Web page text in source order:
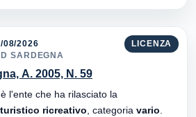
LICENZA
08/2026
SARDEGNA
A. 2005, N. 59
l'ente che ha rilasciato la
turistico ricreativo , categoria vario